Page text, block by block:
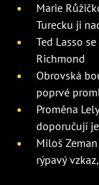
Marie
Turecku ji
Ted Lasso
Richmond
Obrovská
poprvé
Proměna
doporučují
Miloš
rýpavý